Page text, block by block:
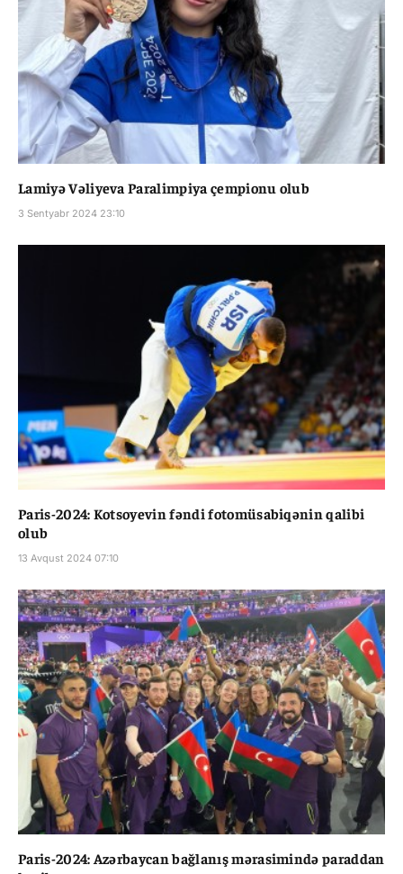
Lamiyə Vəliyeva Paralimpiya çempionu olub
3 Sentyabr 2024 23:10
Paris-2024: Kotsoyevin fəndi fotomüsabiqənin qalibi
olub
13 Avqust 2024 07:10
Paris-2024: Azərbaycan bağlanış mərasimində paraddan